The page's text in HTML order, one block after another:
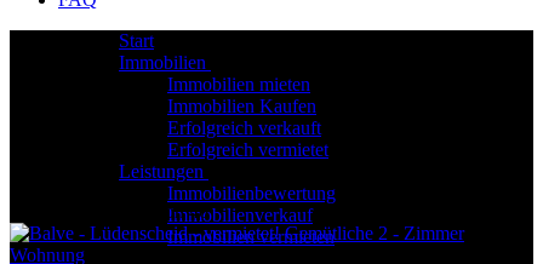
Start
Immobilien
Immobilien mieten
Immobilien Kaufen
Erfolgreich verkauft
Erfolgreich vermietet
Leistungen
Immobilienbewertung
Immobilienverkauf
Immobilien vermieten
9 von 40